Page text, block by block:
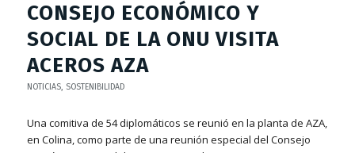
CONSEJO ECONÓMICO Y
SOCIAL DE LA ONU VISITA
ACEROS AZA
NOTICIAS, SOSTENIBILIDAD
Una comitiva de 54 diplomáticos se reunió en la planta de AZA,
en Colina, como parte de una reunión especial del Consejo